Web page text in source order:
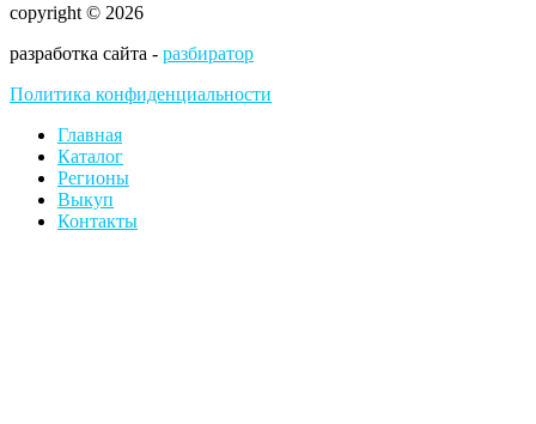
copyright © 2026
разработка сайта - разбиратор
Политика конфиденциальности
Главная
Каталог
Регионы
Выкуп
Контакты